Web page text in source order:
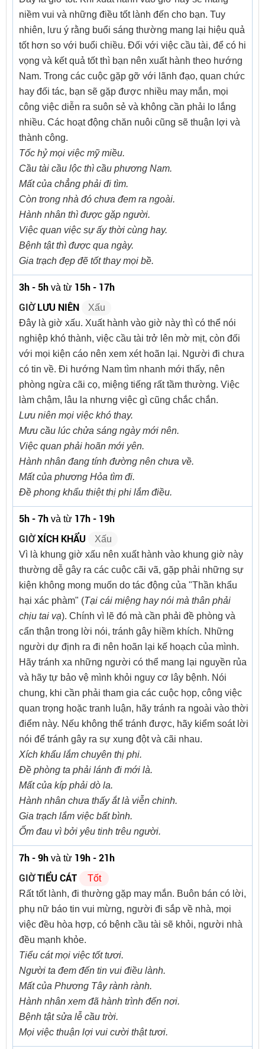
niềm vui và những điều tốt lành đến cho bạn. Tuy
nhiên, lưu ý rằng buổi sáng thường mang lại hiệu quả
tốt hơn so với buổi chiều. Đối với việc cầu tài, để có hi
vọng và kết quả tốt thì bạn nên xuất hành theo hướng
Nam. Trong các cuộc gặp gỡ với lãnh đạo, quan chức
hay đối tác, bạn sẽ gặp được nhiều may mắn, mọi
công việc diễn ra suôn sẻ và không cần phải lo lắng
nhiều. Các hoạt động chăn nuôi cũng sẽ thuận lợi và
thành công.
Tốc hỷ mọi việc mỹ miều.
Cầu tài cầu lộc thì cầu phương Nam.
Mất của chẳng phải đi tìm.
Còn trong nhà đó chưa đem ra ngoài.
Hành nhân thì được gặp người.
Việc quan việc sự ấy thời cùng hay.
Bệnh tật thì được qua ngày.
Gia trạch đẹp đẽ tốt thay mọi bề.
3h - 5h và từ 15h - 17h
GIỜLƯU NIÊN
Xấu
Đây là giờ xấu. Xuất hành vào giờ này thì có thể nói
nghiệp khó thành, việc cầu tài trở lên mờ mịt, còn đối
với mọi kiện cáo nên xem xét hoãn lại. Người đi chưa
có tin về. Đi hướng Nam tìm nhanh mới thấy, nên
phòng ngừa cãi cọ, miệng tiếng rất tầm thường. Việc
làm chậm, lâu la nhưng việc gì cũng chắc chắn.
Lưu niên mọi việc khó thay.
Mưu cầu lúc chửa sáng ngày mới nên.
Việc quan phải hoãn mới yên.
Hành nhân đang tính đường nên chưa về.
Mất của phương Hỏa tìm đi.
Đề phong khẩu thiệt thị phi lắm điều.
5h - 7h và từ 17h - 19h
GIỜXÍCH KHẨU
Xấu
Vì là khung giờ xấu nên xuất hành vào khung giờ này
thường dễ gây ra các cuộc cãi vã, gặp phải những sự
kiện không mong muốn do tác động của "Thần khẩu
hại xác phàm" (Tại cái miệng hay nói mà thân phải
chịu tai vạ). Chính vì lẽ đó mà cần phải đề phòng và
cẩn thận trong lời nói, tránh gây hiềm khích. Những
người dự định ra đi nên hoãn lại kế hoạch của mình.
Hãy tránh xa những người có thể mang lại nguyền rủa
và hãy tự bảo vệ mình khỏi nguy cơ lây bệnh. Nói
chung, khi cần phải tham gia các cuộc họp, công việc
quan trọng hoặc tranh luận, hãy tránh ra ngoài vào thời
điểm này. Nếu không thể tránh được, hãy kiểm soát lời
nói để tránh gây ra sự xung đột và cãi nhau.
Xích khẩu lắm chuyên thị phi.
Đề phòng ta phải lánh đi mới là.
Mất của kíp phải dò la.
Hành nhân chưa thấy ắt là viễn chinh.
Gia trạch lắm việc bất bình.
Ốm đau vì bởi yêu tinh trêu người.
7h - 9h và từ 19h - 21h
GIỜTIỂU CÁT
Tốt
Rất tốt lành, đi thường gặp may mắn. Buôn bán có lời,
phụ nữ báo tin vui mừng, người đi sắp về nhà, mọi
việc đều hòa hợp, có bệnh cầu tài sẽ khỏi, người nhà
đều mạnh khỏe.
Tiểu cát mọi việc tốt tươi.
Người ta đem đến tin vui điều lành.
Mất của Phương Tây rành rành.
Hành nhân xem đã hành trình đến nơi.
Bệnh tật sửa lễ cầu trời.
Mọi việc thuận lợi vui cười thật tươi.